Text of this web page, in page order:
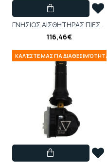
ΓΝΗΣΙΟΣ ΑΙΣΘΗΤΗΡΑΣ ΠΙΕΣΗΣ ΕΛΑΣΤΙΚΟΥ OPEL MOKKA (M/L)-13598773
116,46€
ΚΑΛΈΣΤΕ ΜΑΣ ΓΙΑ ΔΙΑΘΕΣΙΜΌΤΗΤΑ